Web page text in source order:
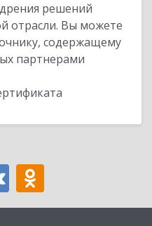
решений
отрасли. Вы можете
содержащему
партнерами